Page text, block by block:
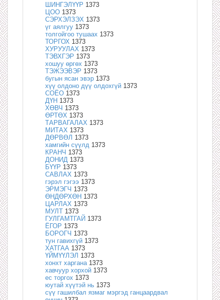
ШИНГЭЛҮҮР 1373
ЦОО 1373
СЭРХЭЛЗЭХ 1373
үг аялгуу 1373
толгойгоо тушаах 1373
ТОРГОХ 1373
ХУРУУЛАХ 1373
ТЭВХГЭР 1373
хошуу өргөх 1373
ТЭЖЭЭВЭР 1373
бугын ясан эвэр 1373
хүү олдоно дүү олдохгүй 1373
СОЁО 1373
ДҮН 1373
ХӨВЧ 1373
ӨРТӨХ 1373
ТАРВАГАЛАХ 1373
МИТАХ 1373
ДӨРВӨЛ 1373
хамгийн сүүлд 1373
КРАНЧ 1373
ДОНИД 1373
БҮҮР 1373
САВЛАХ 1373
гэрэл гэгээ 1373
ЭРМЭГЧ 1373
ӨНДӨРХӨН 1373
ЦАРЛАХ 1373
МУЛТ 1373
ГУЛГАМТГАЙ 1373
ЁГОР 1373
БОРОГЧ 1373
тун гавихгүй 1373
ХАТГАА 1373
ҮЙМҮҮЛЭЛ 1373
хонхт харгана 1373
хавчуур хорхой 1373
ес торгох 1373
юутай хүүтэй нь 1373
сүү гашилбал язмаг мэргэд ганцаардвал